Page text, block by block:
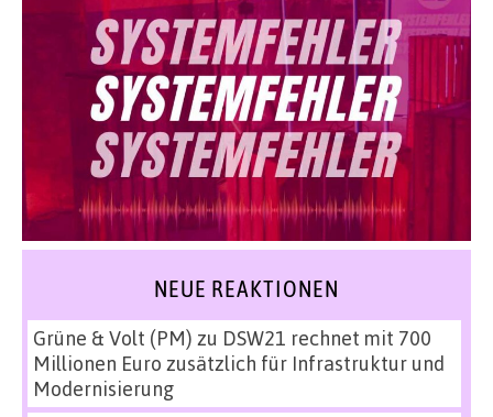
NEUE REAKTIONEN
Grüne & Volt (PM) zu DSW21 rechnet mit 700
Millionen Euro zusätzlich für Infrastruktur und
Modernisierung